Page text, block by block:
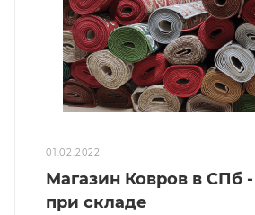
01.02.2022
Магазин Ковров в СПб
при складе